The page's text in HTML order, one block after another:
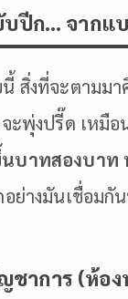
บปีก… จากแ
งที่จะตามมา
ะพุ่งปรี๊ด เหมื
บาทสองบาท
อย่างมันเชื่อมกั
าการ (ห้อง